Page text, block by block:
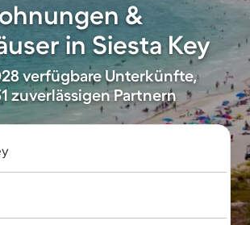
&
in Siesta Key
verfügbare Unterkünfte,
zuverlässigen Partnern